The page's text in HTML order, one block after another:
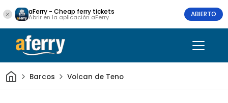
aFerry - Cheap ferry tickets
Abrir en la aplicación aFerry ABIERTO
InicioBarcos Volcan de Teno